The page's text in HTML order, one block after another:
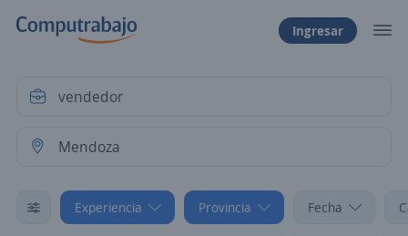
Ingresar
Experiencia Provincia Fecha